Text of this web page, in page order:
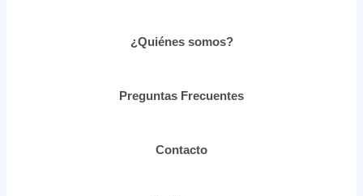
en
producto
¿Quiénes somos?
Preguntas Frecuentes
Contacto